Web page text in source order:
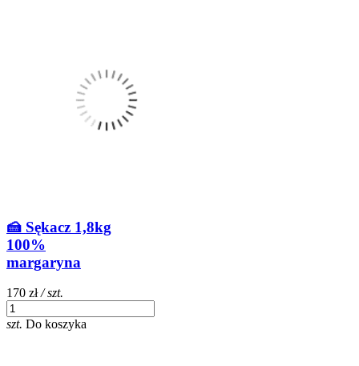
🍰 Sękacz 1,8kg
100%
margaryna
170 zł / szt.
szt. Do koszyka